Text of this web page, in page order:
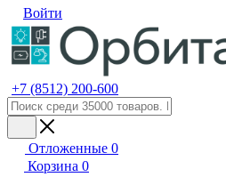
Войти
+7 (8512) 200-600
Отложенные 0
Корзина 0